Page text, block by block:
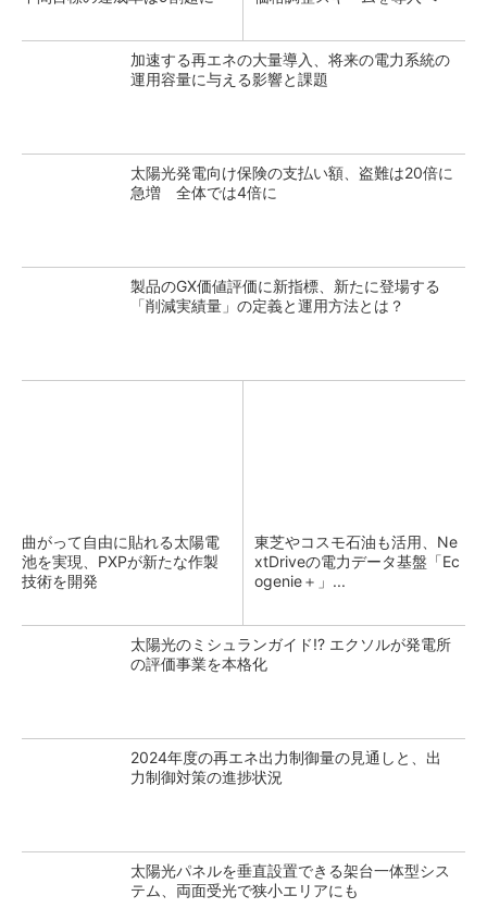
加速する再エネの大量導入、将来の電力系統の
運用容量に与える影響と課題
太陽光発電向け保険の支払い額、盗難は20倍に
急増 全体では4倍に
製品のGX価値評価に新指標、新たに登場する
「削減実績量」の定義と運用方法とは？
曲がって自由に貼れる太陽電
池を実現、PXPが新たな作製
技術を開発
東芝やコスモ石油も活用、Ne
xtDriveの電力データ基盤「Ec
ogenie＋」...
太陽光のミシュランガイド!? エクソルが発電所
の評価事業を本格化
2024年度の再エネ出力制御量の見通しと、出
力制御対策の進捗状況
太陽光パネルを垂直設置できる架台一体型シス
テム、両面受光で狭小エリアにも